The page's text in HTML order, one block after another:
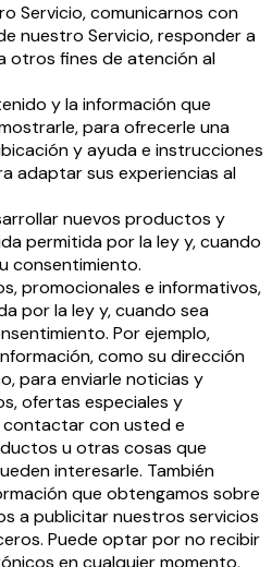
Servicio, comunicarnos con
nuestro Servicio, responder a
otros fines de atención al
y la información que
para ofrecerle una
y ayuda e instrucciones
adaptar sus experiencias al
nuevos productos y
permitida por la ley y, cuando
consentimiento.
promocionales e informativos,
por la ley y, cuando sea
Por ejemplo,
como su dirección
para enviarle noticias y
ofertas especiales y
con usted e
u otras cosas que
interesarle. También
que obtengamos sobre
a publicitar nuestros servicios
Puede optar por no recibir
en cualquier momento,